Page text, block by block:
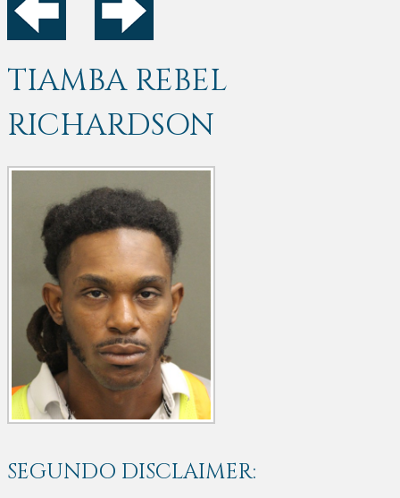
TIAMBA REBEL
RICHARDSON
SEGUNDO DISCLAIMER: